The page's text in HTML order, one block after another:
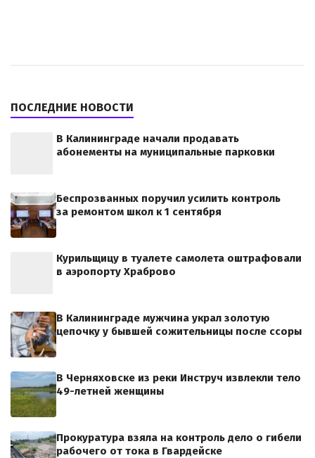
ПОСЛЕДНИЕ НОВОСТИ
В Калининграде начали продавать
абонементы на муниципальные парковки
Беспрозванных поручил усилить контроль
за ремонтом школ к 1 сентября
Курильщицу в туалете самолета оштрафовали
в аэропорту Храброво
В Калининграде мужчина украл золотую
цепочку у бывшей сожительницы после ссоры
В Черняховске из реки Инструч извлекли тело
49-летней женщины
Прокуратура взяла на контроль дело о гибели
рабочего от тока в Гвардейске